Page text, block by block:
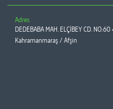
Adres
DEDEBABA MAH. ELÇİBEY CD.
Kahramanmaraş / Afşin